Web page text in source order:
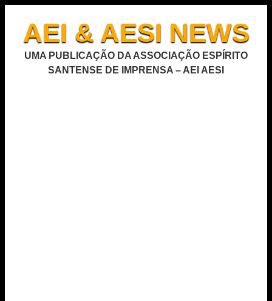
AEI & AESI NEWS
UMA PUBLICAÇÃO DA ASSOCIAÇÃO ESPÍRITO
SANTENSE DE IMPRENSA – AEI AESI